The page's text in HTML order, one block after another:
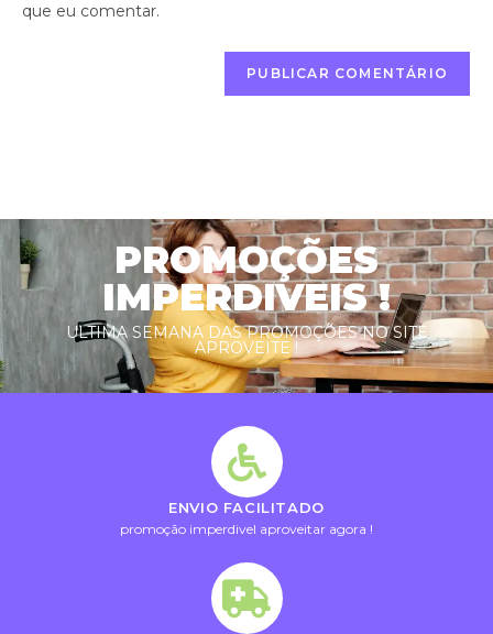
que eu comentar.
PROMOÇÕES
IMPERDIVEIS !
ULTIMA SEMANA DAS PROMOÇÕES NO SITE
APROVEITE !
ENVIO FACILITADO
promoção imperdivel aproveitar agora !